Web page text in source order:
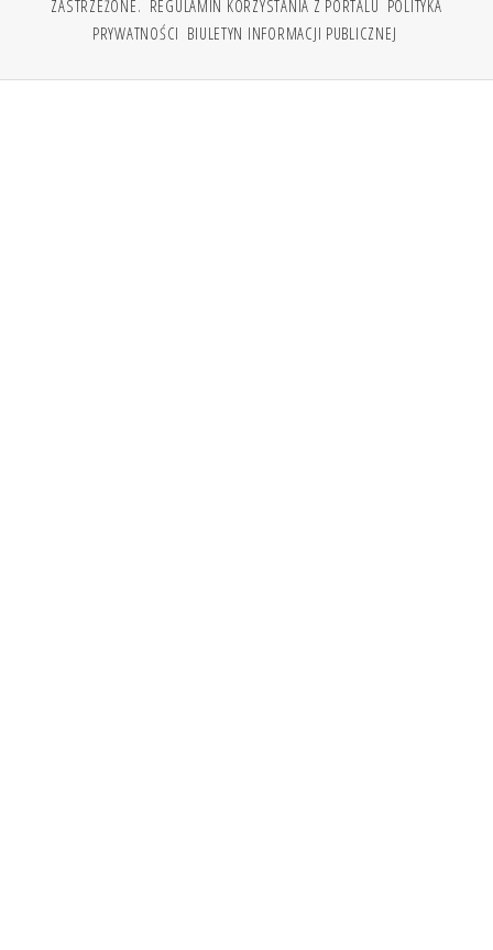
ZASTRZEŻONE. REGULAMIN KORZYSTANIA Z PORTALU POLITYKA
PRYWATNOŚCI BIULETYN INFORMACJI PUBLICZNEJ